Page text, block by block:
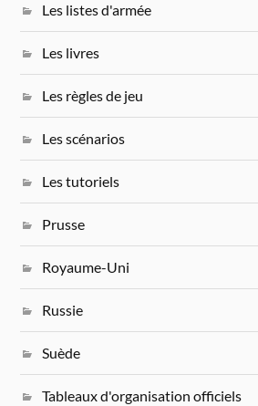
Les listes d'armée
Les livres
Les règles de jeu
Les scénarios
Les tutoriels
Prusse
Royaume-Uni
Russie
Suède
Tableaux d'organisation officiels